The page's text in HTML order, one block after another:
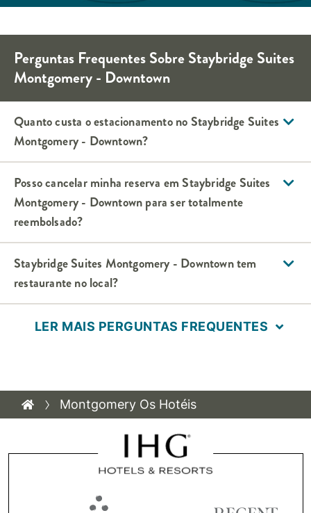
Perguntas Frequentes SobreStaybridge Suites
Montgomery - Downtown
Quanto custa o estacionamento no Staybridge Suites
Montgomery - Downtown?
Posso cancelar minha reserva em Staybridge Suites
Montgomery - Downtownpara ser totalmente
reembolsado?
Staybridge Suites Montgomery - Downtowntem
restaurante no local?
LER MAIS PERGUNTAS FREQUENTES
Montgomery Os Hotéis